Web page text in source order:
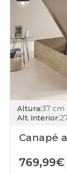
Altura:37 cm
Alt. interior:
Canapé
769,99€